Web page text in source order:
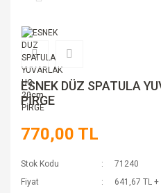
ESNEK DÜZ SPATULA
PİRGE
770,00 TL
Stok Kodu
71240
Fiyat
641,67 TL +